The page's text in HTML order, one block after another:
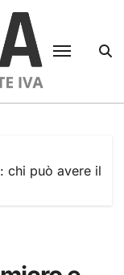
chi può avere il